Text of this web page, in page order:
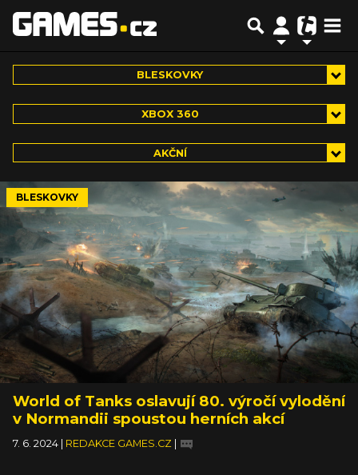
BLESKOVKY
XBOX 360
AKČNÍ
BLESKOVKY
World of Tanks oslavují 80. výročí vylodění
v Normandii spoustou herních akcí
7. 6. 2024 REDAKCE GAMES.CZ